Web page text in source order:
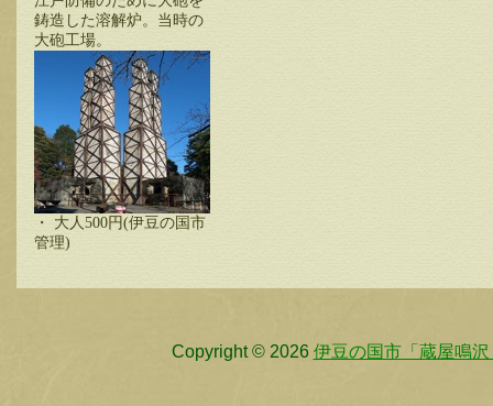
鋳造した溶解炉。当時の
大砲工場。
・ 大人500円(伊豆の国市
管理)
Copyright © 2026 伊豆の国市「蔵屋鳴